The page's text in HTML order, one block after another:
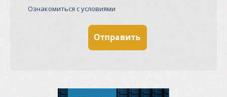
Ознакомиться с условиями